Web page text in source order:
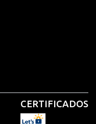
CERTIFICADOS